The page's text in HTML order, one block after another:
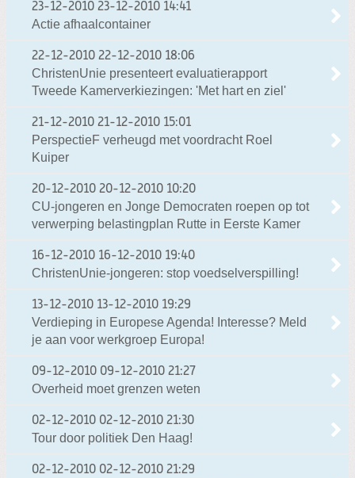
23-12-2010 23-12-2010 14:41
Actie afhaalcontainer
22-12-2010 22-12-2010 18:06
ChristenUnie presenteert evaluatierapport
Tweede Kamerverkiezingen: 'Met hart en ziel'
21-12-2010 21-12-2010 15:01
PerspectieF verheugd met voordracht Roel
Kuiper
20-12-2010 20-12-2010 10:20
CU-jongeren en Jonge Democraten roepen op tot
verwerping belastingplan Rutte in Eerste Kamer
16-12-2010 16-12-2010 19:40
ChristenUnie-jongeren: stop voedselverspilling!
13-12-2010 13-12-2010 19:29
Verdieping in Europese Agenda! Interesse? Meld
je aan voor werkgroep Europa!
09-12-2010 09-12-2010 21:27
Overheid moet grenzen weten
02-12-2010 02-12-2010 21:30
Tour door politiek Den Haag!
02-12-2010 02-12-2010 21:29